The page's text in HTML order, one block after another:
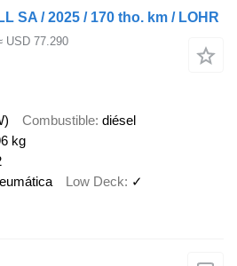
SA / 2025 / 170 tho. km / LOHR
USD 77.290
Combustible diésel
kg
Low Deck ✓